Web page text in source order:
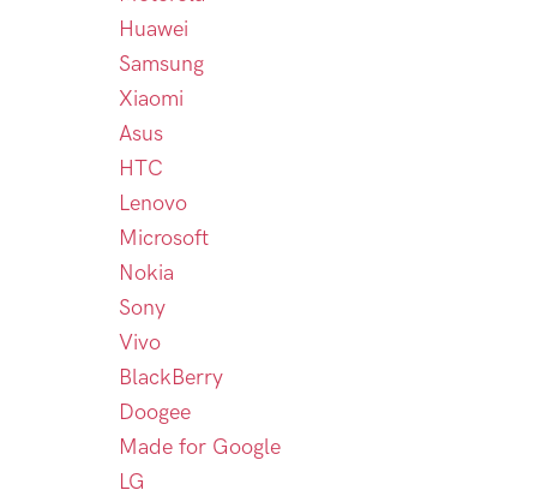
Huawei
Samsung
Xiaomi
Asus
HTC
Lenovo
Microsoft
Nokia
Sony
Vivo
BlackBerry
Doogee
Made for Google
LG